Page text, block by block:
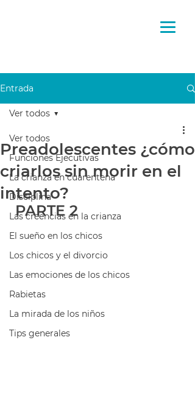
Entrada
Ver todos
Funciones Ejecutivas
La crianza en cuarentena
Disciplina
Las creencias en la crianza
El sueño en los chicos
Los chicos y el divorcio
Las emociones de los chicos
Rabietas
La mirada de los niños
Tips generales
Ver todos
Preadolescentes ¿cómo
criarlos sin morir en el
intento?
PARTE 2